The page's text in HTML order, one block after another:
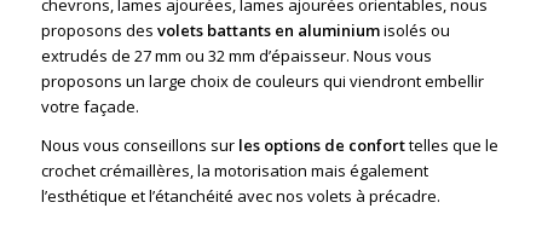
chevrons, lames ajourées, lames ajourées orientables, nous
proposons des volets battants en aluminiumisolés ou
extrudés de 27 mm ou 32 mm d’épaisseur. Nous vous
proposons un large choix de couleurs qui viendront embellir
votre façade.
Nous vous conseillons sur les options de conforttelles que le
crochet crémaillères, la motorisation mais également
l’esthétique et l’étanchéité avec nos volets à précadre.